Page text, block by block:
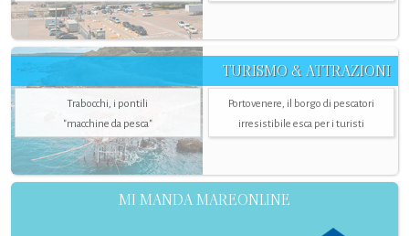
TURISMO & ATTRAZIONI
Trabocchi, i pontili
"macchine da pesca"
Portovenere, il borgo di pescatori
irresistibile esca per i turisti
MI MANDA MAREONLINE